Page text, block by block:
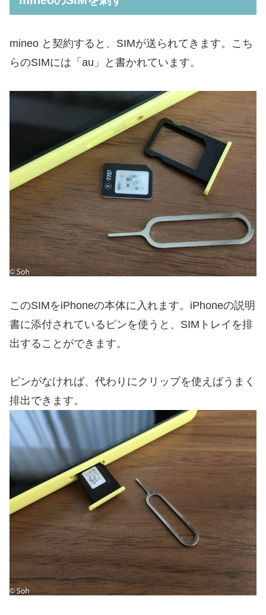
mineo と契約すると、SIMが送られてきます。こち
らのSIMには「au」と書かれています。
このSIMをiPhoneの本体に入れます。iPhoneの説明
書に添付されているピンを使うと、SIMトレイを排
出することができます。
ピンがなければ、代わりにクリップを使えばうまく
排出できます。